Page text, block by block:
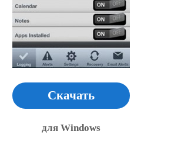
Скачать
для Windows